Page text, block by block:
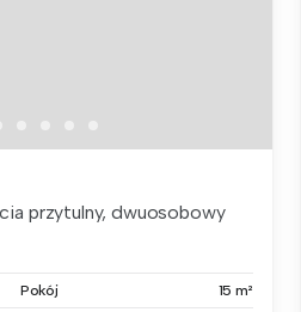
przytulny, dwuosobowy
Pokój 15 m²